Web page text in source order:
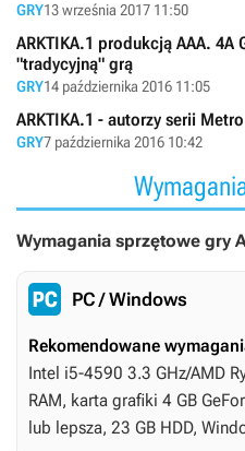
GRY13 września 2017 11:50
ARKTIKA.1 produkcją AAA. 4A
"tradycyjną" grą
GRY14 października 2016 11:05
ARKTIKA.1 - autorzy serii
GRY7 października 2016 10:42
Wymagania sprzętowe gry
PC / Windows
Rekomendowane
Intel i5-4590 3.3 GHz/AMD
RAM, karta grafiki 4 GB
lub lepsza, 23 GB HDD,